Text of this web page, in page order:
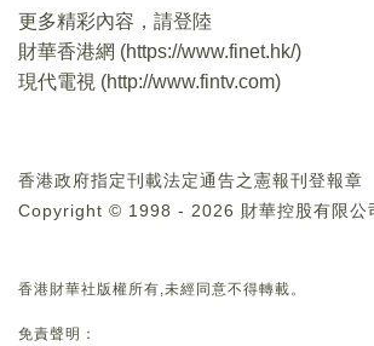
更多精彩內容，請登陸
財華香港網 (https://www.finet.hk/)
現代電視 (http://www.fintv.com)
香港政府指定刊載法定通告之憲報刊登報章
Copyright © 1998 - 2026 財華控股有限公
香港財華社版權所有,未經同意不得轉載。
免責聲明：